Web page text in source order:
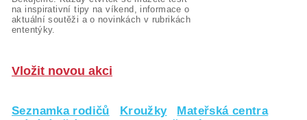
na inspirativní tipy na víkend, informace o
aktuální soutěži a o novinkách v rubrikách
ententýky.
Vložit novou akci
Seznamka rodičů Kroužky
Mateřská centra